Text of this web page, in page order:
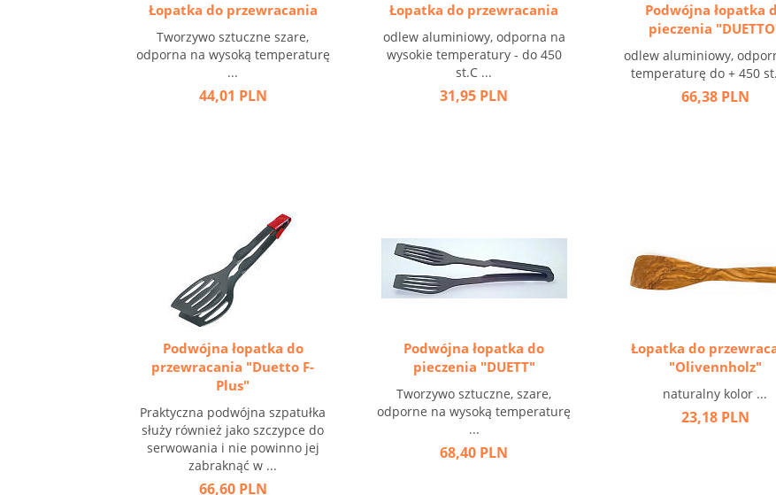
Łopatka do przewracania
Tworzywo sztuczne szare,
odporna na wysoką temperaturę
...
44,01 PLN
Łopatka do przewracania
odlew aluminiowy, odporna na
wysokie temperatury - do 450
st.C ...
31,95 PLN
Podwójna łopatka
pieczenia
odlew aluminiowy,
temperaturę do + 450
66,38 PLN
Podwójna łopatka do
przewracania "Duetto F-
Plus"
Praktyczna podwójna szpatułka
służy również jako szczypce do
serwowania i nie powinno jej
zabraknąć w ...
66,60 PLN
Podwójna łopatka do
pieczenia "DUETT"
Tworzywo sztuczne, szare,
odporne na wysoką temperaturę
...
68,40 PLN
Łopatka do
"Olivennholz"
naturalny kolor ...
23,18 PLN